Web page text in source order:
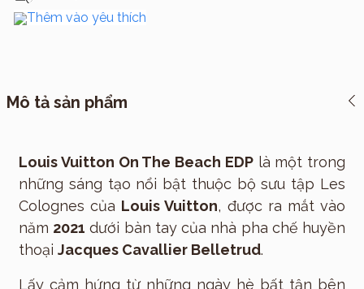
Thêm vào yêu thích
Mô tả sản phẩm
Louis Vuitton On The Beach EDPlà một trong
những sáng tạo nổi bật thuộc bộ sưu tập Les
Colognes của Louis Vuitton, được ra mắt vào
năm 2021 dưới bàn tay của nhà pha chế huyền
thoại Jacques Cavallier Belletrud.
Lấy cảm hứng từ những ngày hè bất tận bên